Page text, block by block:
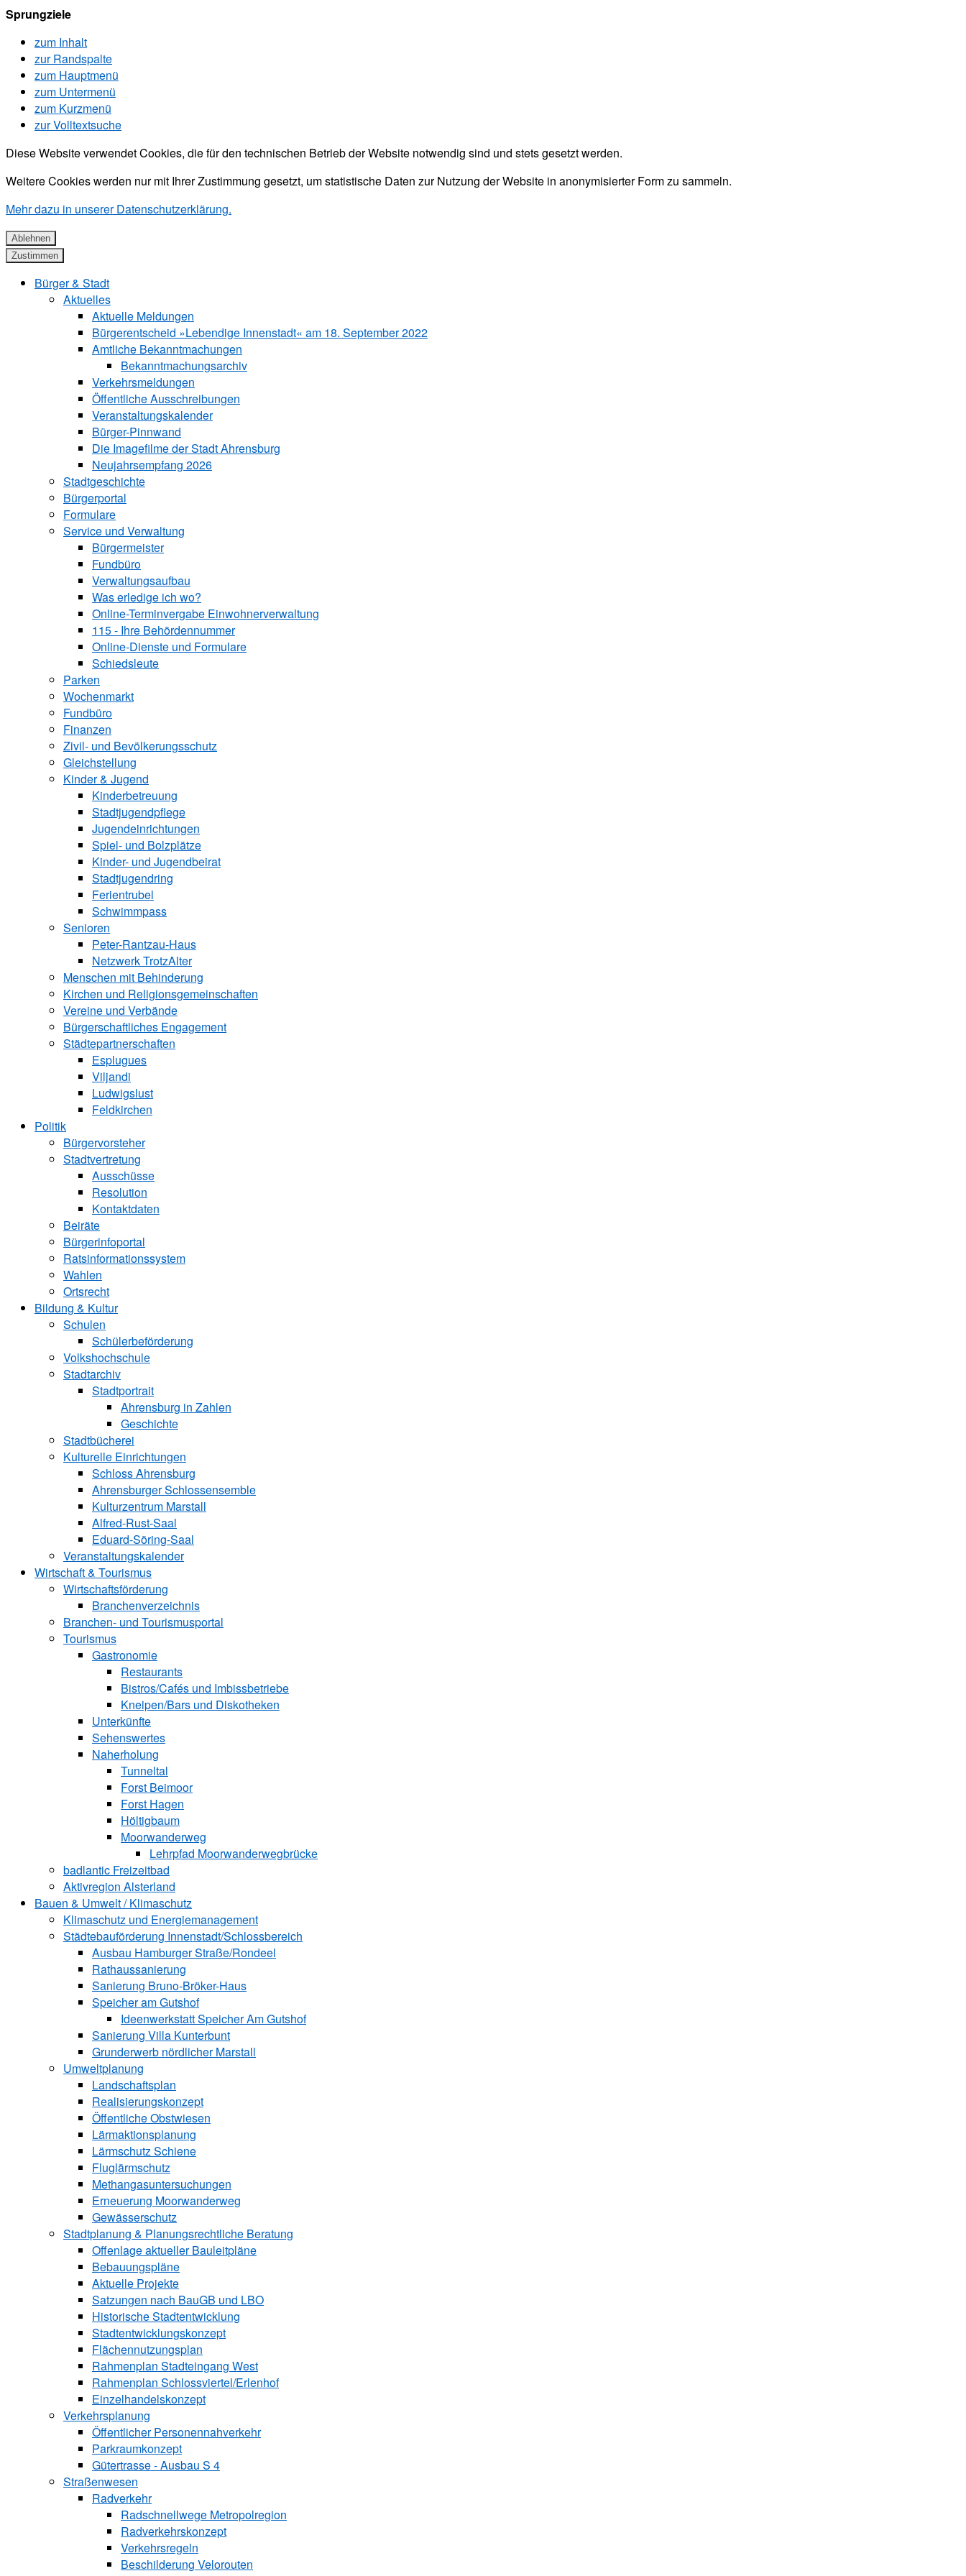
Sprungziele
zum Inhalt
zur Randspalte
zum Hauptmenü
zum Untermenü
zum Kurzmenü
zur Volltextsuche
Diese Website verwendet Cookies, die für den technischen Betrieb der Website notwendig sind und stets gesetzt werden.
Weitere Cookies werden nur mit Ihrer Zustimmung gesetzt, um statistische Daten zur Nutzung der Website in anonymisierter Form zu sammeln.
Mehr dazu in unserer Datenschutzerklärung.
Ablehnen
Zustimmen
Bürger & Stadt
Aktuelles
Aktuelle Meldungen
Bürgerentscheid »Lebendige Innenstadt« am 18. September 2022
Amtliche Bekanntmachungen
Bekanntmachungs­archiv
Verkehrsmeldungen
Öffentliche Ausschreibungen
Veranstaltungskalender
Bürger-Pinnwand
Die Imagefilme der Stadt Ahrensburg
Neujahrsempfang 2026
Stadtgeschichte
Bürgerportal
Formulare
Service und Verwaltung
Bürgermeister
Fundbüro
Verwaltungsaufbau
Was erledige ich wo?
Online-Terminvergabe Einwohnerverwaltung
115 - Ihre Behördennummer
Online-Dienste und Formulare
Schiedsleute
Parken
Wochenmarkt
Fundbüro
Finanzen
Zivil- und Bevölkerungsschutz
Gleichstellung
Kinder & Jugend
Kinderbetreuung
Stadtjugendpflege
Jugendeinrichtungen
Spiel- und Bolzplätze
Kinder- und Jugendbeirat
Stadtjugendring
Ferientrubel
Schwimmpass
Senioren
Peter-Rantzau-Haus
Netzwerk TrotzAlter
Menschen mit Behinderung
Kirchen und ­Religionsgemeinschaften
Vereine und Verbände
Bürgerschaftliches Engagement
Städtepartnerschaften
Esplugues
Viljandi
Ludwigslust
Feldkirchen
Politik
Bürgervorsteher
Stadtvertretung
Ausschüsse
Resolution
Kontaktdaten
Beiräte
Bürgerinfoportal
Ratsinformationssystem
Wahlen
Ortsrecht
Bildung & Kultur
Schulen
Schülerbeförderung
Volkshochschule
Stadtarchiv
Stadtportrait
Ahrensburg in Zahlen
Geschichte
Stadtbücherei
Kulturelle Einrichtungen
Schloss Ahrensburg
Ahrensburger Schlossensemble
Kulturzentrum Marstall
Alfred-Rust-Saal
Eduard-Söring-Saal
Veranstaltungskalender
Wirtschaft & Tourismus
Wirtschaftsförderung
Branchenverzeichnis
Branchen- und Tourismusportal
Tourismus
Gastronomie
Restaurants
Bistros/Cafés und Imbissbetriebe
Kneipen/Bars und Diskotheken
Unterkünfte
Sehenswertes
Naherholung
Tunneltal
Forst Beimoor
Forst Hagen
Höltigbaum
Moorwanderweg
Lehrpfad Moorwanderwegbrücke
badlantic Freizeitbad
Aktivregion Alsterland
Bauen & Umwelt / Klimaschutz
­Klimaschutz und ­­Energiemanagement
Städtebauförderung Innenstadt/Schlossbereich
Ausbau Hamburger Straße/Rondeel
Rathaussanierung
Sanierung Bruno-Bröker-Haus
Speicher am Gutshof
Ideenwerkstatt Speicher Am Gutshof
Sanierung Villa Kunterbunt
Grunderwerb nördlicher Marstall
Umweltplanung
Landschaftsplan
Realisierungskonzept
Öffentliche Obstwiesen
Lärmaktionsplanung
Lärmschutz Schiene
Fluglärmschutz
Methangasuntersuchungen
Erneuerung Moorwanderweg
Gewässerschutz
Stadtplanung & Planungsrechtliche Beratung
Offenlage aktueller Bauleitpläne
Bebauungspläne
Aktuelle Projekte
Satzungen ­nach BauGB und LBO
Historische Stadtentwicklung
Stadtentwicklungskonzept
Flächennutzungsplan
Rahmenplan Stadteingang West
Rahmenplan Schlossviertel/Erlenhof
Einzelhandelskonzept
Verkehrsplanung
Öffentlicher Personennahverkehr
Parkraumkonzept
Gütertrasse - Ausbau S 4
Straßenwesen
Radverkehr
Radschnellwege Metropolregion
Radverkehrskonzept
Verkehrsregeln
Beschilderung Velorouten